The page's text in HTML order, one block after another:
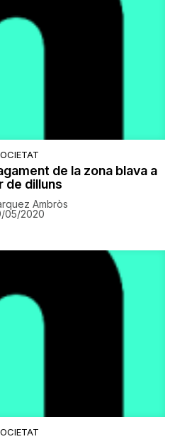
de la zona blava a
de dilluns
Ambròs
05/2020